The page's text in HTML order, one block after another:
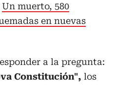
Un muerto, 580
en nuevas
a la pregunta:
Constitución", los